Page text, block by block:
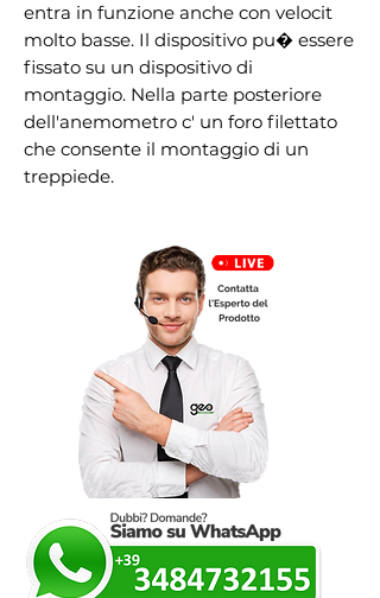
entra in funzione anche con velocit
molto basse. Il dispositivo pu� essere
fissato su un dispositivo di
montaggio. Nella parte posteriore
dell'anemometro c' un foro filettato
che consente il montaggio di un
treppiede.